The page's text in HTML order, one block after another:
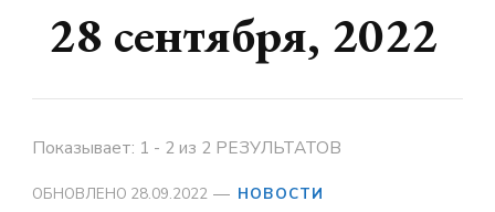
28 сентября, 2022
Показывает: 1 - 2 из 2 РЕЗУЛЬТАТОВ
ОБНОВЛЕНО 28.09.2022 НОВОСТИ